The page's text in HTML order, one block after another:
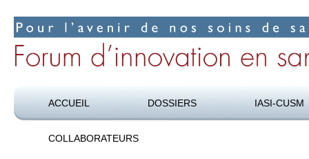
ACCUEIL DOSSIERS IASI-CUSM
COLLABORATEURS